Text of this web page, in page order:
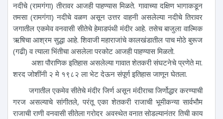
नदीचे (रामगंगा) तीरावर आजही पाहण्यास मिळते. गावाच्या दक्षिण भागाकडून
तमसा (रामगंगा) नदीचे वळण असून उत्तर वाहनी असलेल्या नदीचे तिरावर
जगातील एकमेव वनवासी सीतेचे हेमाडपंथी मंदीर आहे. तसेच बाजुला वाल्मिक
ऋषिचा आश्रम सुद्धा आहे. शिवाजी महाराजांचे कालखंडातील पाच मोठे बुरूज
(गढी) व त्याला भिंतीचा असलेला परकोट आजही पाहण्यास मिळतो.
अशा पौराणिक इतिहास असलेल्या गावात शेतकरी संघटनेचे प्रणेते मा.
शरद जोशींनी २ मे १९८२ ला भेट देऊन संपूर्ण इतिहास जाणून घेतला.
जगातील एकमेव सीतेचे मंदीर जिर्ण असून मंदीराचा जिर्णोद्धार करण्याची
गरज असल्याचे सांगीतले, परंतू एका शेतकरी राजाची भूमीकन्या सार्वभौम
राजाची राणी वनवासी सीतेला गरोदर अवस्थेत वनात सोडल्यानंतर तिची काय